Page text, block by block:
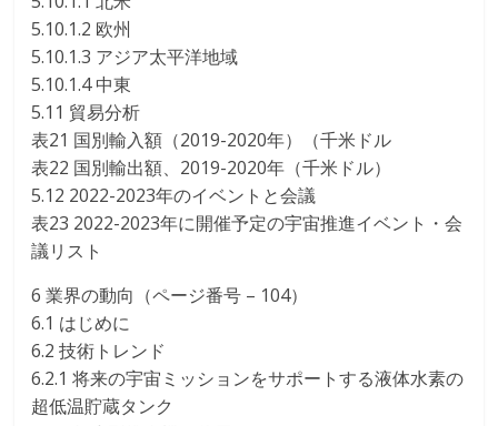
5.10.1.2 欧州
5.10.1.3 アジア太平洋地域
5.10.1.4 中東
5.11 貿易分析
表21 国別輸入額（2019-2020年）（千米ドル
表22 国別輸出額、2019-2020年（千米ドル）
5.12 2022-2023年のイベントと会議
表23 2022-2023年に開催予定の宇宙推進イベント・会
議リスト
6 業界の動向（ページ番号 – 104）
6.1 はじめに
6.2 技術トレンド
6.2.1 将来の宇宙ミッションをサポートする液体水素の
超低温貯蔵タンク